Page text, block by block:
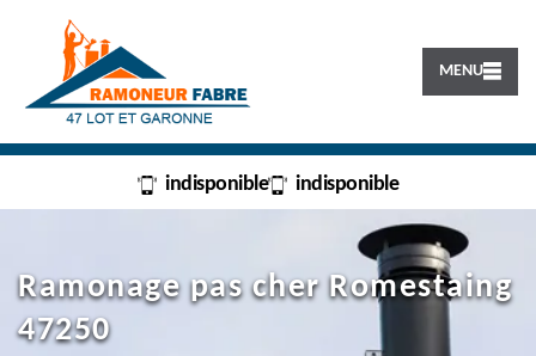
MENU
indisponible indisponible
Ramonage pas cher Romestaing
47250